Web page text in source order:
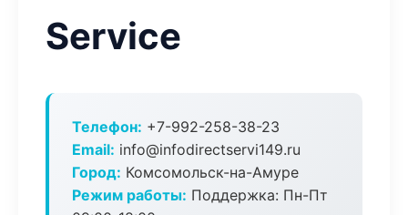
Service
Телефон: +7-992-258-38-23
Email: info@infodirectservi149.ru
Город: Комсомольск-на-Амуре
Режим работы: Поддержка: Пн-Пт